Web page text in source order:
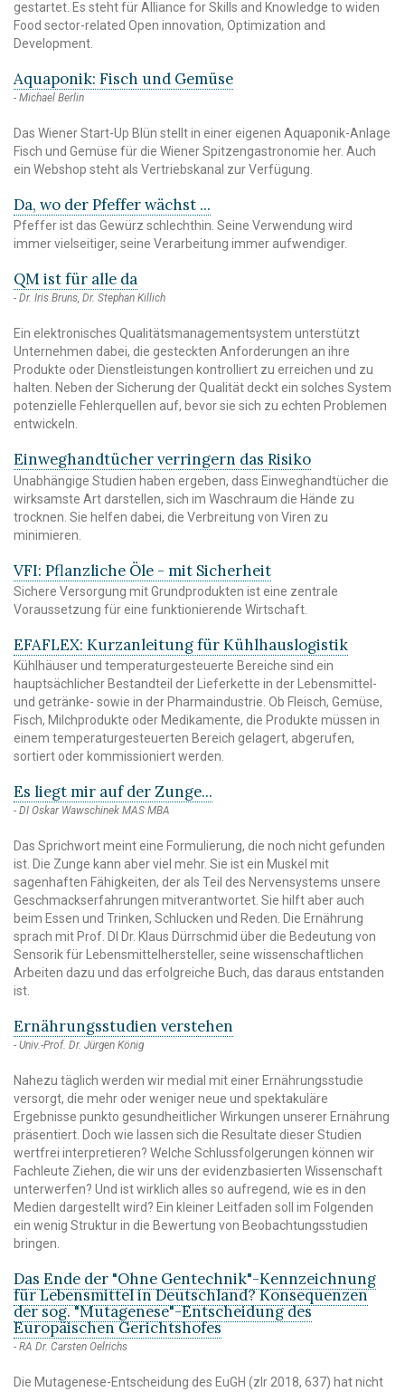
gestartet. Es steht für Alliance for Skills and Knowledge to widen
Food sector-related Open innovation, Optimization and
Development.
Aquaponik: Fisch und Gemüse
Michael Berlin
Das Wiener Start-Up Blün stellt in einer eigenen Aquaponik-Anlage
Fisch und Gemüse für die Wiener Spitzengastronomie her. Auch
ein Webshop steht als Vertriebskanal zur Verfügung.
Da, wo der Pfeffer wächst ...
Pfeffer ist das Gewürz schlechthin. Seine Verwendung wird
immer vielseitiger, seine Verarbeitung immer aufwendiger.
QM ist für alle da
Dr. Iris Bruns, Dr. Stephan Killich
Ein elektronisches Qualitätsmanagementsystem unterstützt
Unternehmen dabei, die gesteckten Anforderungen an ihre
Produkte oder Dienstleistungen kontrolliert zu erreichen und zu
halten. Neben der Sicherung der Qualität deckt ein solches System
potenzielle Fehlerquellen auf, bevor sie sich zu echten Problemen
entwickeln.
Einweghandtücher verringern das Risiko
Unabhängige Studien haben ergeben, dass Einweghandtücher die
wirksamste Art darstellen, sich im Waschraum die Hände zu
trocknen. Sie helfen dabei, die Verbreitung von Viren zu
minimieren.
VFI: Pflanzliche Öle - mit Sicherheit
Sichere Versorgung mit Grundprodukten ist eine zentrale
Voraussetzung für eine funktionierende Wirtschaft.
EFAFLEX: Kurzanleitung für Kühlhauslogistik
Kühlhäuser und temperaturgesteuerte Bereiche sind ein
hauptsächlicher Bestandteil der Lieferkette in der Lebensmittel-
und getränke- sowie in der Pharmaindustrie. Ob Fleisch, Gemüse,
Fisch, Milchprodukte oder Medikamente, die Produkte müssen in
einem temperaturgesteuerten Bereich gelagert, abgerufen,
sortiert oder kommissioniert werden.
Es liegt mir auf der Zunge...
DI Oskar Wawschinek MAS MBA
Das Sprichwort meint eine Formulierung, die noch nicht gefunden
ist. Die Zunge kann aber viel mehr. Sie ist ein Muskel mit
sagenhaften Fähigkeiten, der als Teil des Nervensystems unsere
Geschmackserfahrungen mitverantwortet. Sie hilft aber auch
beim Essen und Trinken, Schlucken und Reden. Die Ernährung
sprach mit Prof. DI Dr. Klaus Dürrschmid über die Bedeutung von
Sensorik für Lebensmittelhersteller, seine wissenschaftlichen
Arbeiten dazu und das erfolgreiche Buch, das daraus entstanden
ist.
Ernährungsstudien verstehen
Univ.-Prof. Dr. Jürgen König
Nahezu täglich werden wir medial mit einer Ernährungsstudie
versorgt, die mehr oder weniger neue und spektakuläre
Ergebnisse punkto gesundheitlicher Wirkungen unserer Ernährung
präsentiert. Doch wie lassen sich die Resultate dieser Studien
wertfrei interpretieren? Welche Schlussfolgerungen können wir
Fachleute Ziehen, die wir uns der evidenzbasierten Wissenschaft
unterwerfen? Und ist wirklich alles so aufregend, wie es in den
Medien dargestellt wird? Ein kleiner Leitfaden soll im Folgenden
ein wenig Struktur in die Bewertung von Beobachtungsstudien
bringen.
Das Ende der "Ohne Gentechnik"-Kennzeichnung
für Lebensmittel in Deutschland? Konsequenzen
der sog. "Mutagenese"-Entscheidung des
Europäischen Gerichtshofes
RA Dr. Carsten Oelrichs
Die Mutagenese-Entscheidung des EuGH (zlr 2018, 637) hat nicht